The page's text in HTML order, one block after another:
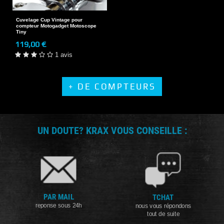
Cuvelage Cup Vintage pour
compteur Motogadget Motoscope
Tiny
119,00 €
1 avis
+ DE COMPTEURS
UN DOUTE? KRAX VOUS CONSEILLE :
PAR MAIL
reponse sous 24h
TCHAT
nous vous répondons
tout de suite